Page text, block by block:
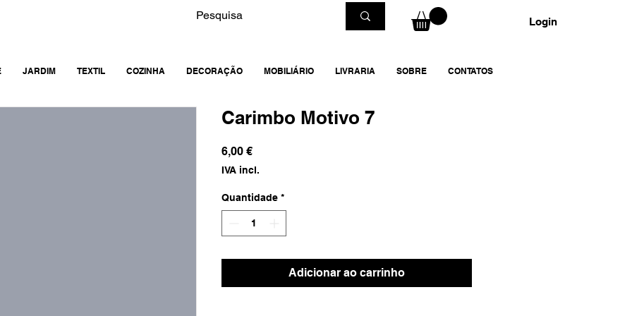
JARDIM TEXTIL COZINHA DECORAÇÃO MOBILIÁRIO LIVRARIA SOBRE CONTATOS
Login
Carimbo Motivo 7
6,00 €Preço
IVA incl.
Quantidade *
Adicionar ao carrinho